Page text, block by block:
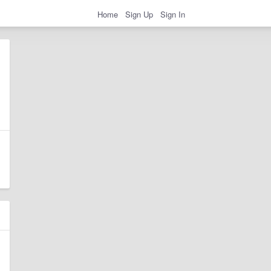
Home Sign Up Sign In